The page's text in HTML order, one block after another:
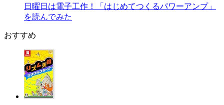
日曜日は電子工作！「はじめてつくるパワーアンプ」
を読んでみた
おすすめ